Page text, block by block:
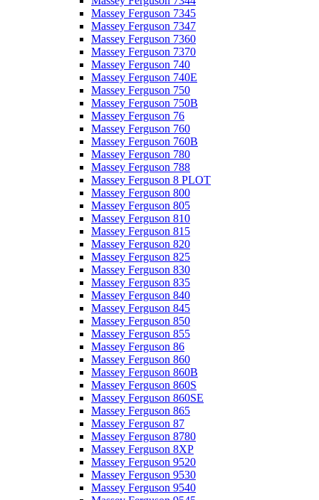
Massey Ferguson 7345
Massey Ferguson 7347
Massey Ferguson 7360
Massey Ferguson 7370
Massey Ferguson 740
Massey Ferguson 740E
Massey Ferguson 750
Massey Ferguson 750B
Massey Ferguson 76
Massey Ferguson 760
Massey Ferguson 760B
Massey Ferguson 780
Massey Ferguson 788
Massey Ferguson 8 PLOT
Massey Ferguson 800
Massey Ferguson 805
Massey Ferguson 810
Massey Ferguson 815
Massey Ferguson 820
Massey Ferguson 825
Massey Ferguson 830
Massey Ferguson 835
Massey Ferguson 840
Massey Ferguson 845
Massey Ferguson 850
Massey Ferguson 855
Massey Ferguson 86
Massey Ferguson 860
Massey Ferguson 860B
Massey Ferguson 860S
Massey Ferguson 860SE
Massey Ferguson 865
Massey Ferguson 87
Massey Ferguson 8780
Massey Ferguson 8XP
Massey Ferguson 9520
Massey Ferguson 9530
Massey Ferguson 9540